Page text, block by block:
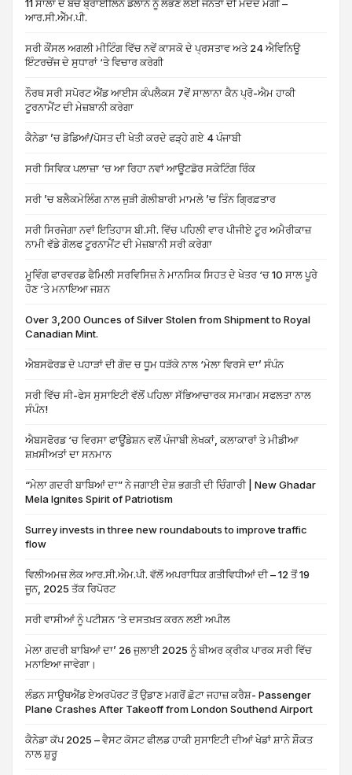
11 ਸਾਲਾਂ ਦੇ ਬੱਚੇ ਬ੍ਰਾਈਲਿਨ ਡੇਲਾਨੋ ਨੂੰ ਲੱਭਣ ਲਈ ਜਨਤਾ ਦੀ ਮਦਦ ਮੰਗੀ –
ਆਰ.ਸੀ.ਐੱਮ.ਪੀ.
ਸਰੀ ਕੌਂਸਲ ਅਗਲੀ ਮੀਟਿੰਗ ਵਿੱਚ ਨਵੇਂ ਕਾਸਕੋ ਦੇ ਪ੍ਰਸਤਾਵ ਅਤੇ 24 ਐਵਿਨਿਊ
ਇੰਟਰਚੇਂਜ ਦੇ ਸੁਧਾਰਾਂ ‘ਤੇ ਵਿਚਾਰ ਕਰੇਗੀ
ਨੌਰਥ ਸਰੀ ਸਪੋਰਟ ਐਂਡ ਆਈਸ ਕੰਪਲੈਕਸ 7ਵੇਂ ਸਾਲਾਨਾ ਕੈਨ ਪ੍ਰੋ-ਐਮ ਹਾਕੀ
ਟੂਰਨਾਮੈਂਟ ਦੀ ਮੇਜ਼ਬਾਨੀ ਕਰੇਗਾ
ਕੈਨੇਡਾ ’ਚ ਡੋਡਿਆਂ/ਪੋਸਤ ਦੀ ਖੇਤੀ ਕਰਦੇ ਫੜ੍ਹੇ ਗਏ 4 ਪੰਜਾਬੀ
ਸਰੀ ਸਿਵਿਕ ਪਲਾਜ਼ਾ ‘ਚ ਆ ਰਿਹਾ ਨਵਾਂ ਆਊਟਡੋਰ ਸਕੇਟਿੰਗ ਰਿੰਕ
ਸਰੀ ’ਚ ਬਲੈਕਮੇਲਿੰਗ ਨਾਲ ਜੁੜੀ ਗੋਲੀਬਾਰੀ ਮਾਮਲੇ ’ਚ ਤਿੰਨ ਗ੍ਰਿਫ਼ਤਾਰ
ਸਰੀ ਸਿਰਜੇਗਾ ਨਵਾਂ ਇਤਿਹਾਸ ਬੀ.ਸੀ. ਵਿੱਚ ਪਹਿਲੀ ਵਾਰ ਪੀਜੀਏ ਟੂਰ ਅਮੈਰੀਕਾਜ਼
ਨਾਮੀ ਵੱਡੇ ਗੋਲਫ ਟੂਰਨਾਮੈਂਟ ਦੀ ਮੇਜ਼ਬਾਨੀ ਸਰੀ ਕਰੇਗਾ
ਮੂਵਿੰਗ ਫਾਰਵਰਡ ਫੈਮਿਲੀ ਸਰਵਿਸਿਜ਼ ਨੇ ਮਾਨਸਿਕ ਸਿਹਤ ਦੇ ਖੇਤਰ ‘ਚ 10 ਸਾਲ ਪੂਰੇ
ਹੋਣ ‘ਤੇ ਮਨਾਇਆ ਜਸ਼ਨ
Over 3,200 Ounces of Silver Stolen from Shipment to Royal
Canadian Mint.
ਐਬਸਫੋਰਡ ਦੇ ਪਹਾੜਾਂ ਦੀ ਗੋਦ ਚ ਧੂਮ ਧੜੱਕੇ ਨਾਲ ‘ਮੇਲਾ ਵਿਰਸੇ ਦਾ’ ਸੰਪੰਨ
ਸਰੀ ਵਿੱਚ ਸੀ-ਫੇਸ ਸੁਸਾਇਟੀ ਵੱਲੋਂ ਪਹਿਲਾ ਸੱਭਿਆਚਾਰਕ ਸਮਾਗਮ ਸਫਲਤਾ ਨਾਲ
ਸੰਪੰਨ!
ਐਬਸਫੋਰਡ ‘ਚ ਵਿਰਸਾ ਫਾਊਂਡੇਸ਼ਨ ਵਲੋਂ ਪੰਜਾਬੀ ਲੇਖਕਾਂ, ਕਲਾਕਾਰਾਂ ਤੇ ਮੀਡੀਆ
ਸ਼ਖ਼ਸੀਅਤਾਂ ਦਾ ਸਨਮਾਨ
“ਮੇਲਾ ਗਦਰੀ ਬਾਬਿਆਂ ਦਾ” ਨੇ ਜਗਾਈ ਦੇਸ਼ ਭਗਤੀ ਦੀ ਚਿੰਗਾਰੀ | New Ghadar
Mela Ignites Spirit of Patriotism
Surrey invests in three new roundabouts to improve traffic
flow
ਵਿਲੀਅਮਜ਼ ਲੇਕ ਆਰ.ਸੀ.ਐਮ.ਪੀ. ਵੱਲੋਂ ਅਪਰਾਧਿਕ ਗਤੀਵਿਧੀਆਂ ਦੀ – 12 ਤੋਂ 19
ਜੂਨ, 2025 ਤੱਕ ਰਿਪੋਰਟ
ਸਰੀ ਵਾਸੀਆਂ ਨੂੰ ਪਟੀਸ਼ਨ ‘ਤੇ ਦਸਤਖ਼ਤ ਕਰਨ ਲਈ ਅਪੀਲ
ਮੇਲਾ ਗਦਰੀ ਬਾਬਿਆਂ ਦਾ’ 26 ਜੁਲਾਈ 2025 ਨੂੰ ਬੀਅਰ ਕ੍ਰੀਕ ਪਾਰਕ ਸਰੀ ਵਿੱਚ
ਮਨਾਇਆ ਜਾਵੇਗਾ।
ਲੰਡਨ ਸਾਊਥਐਂਡ ਏਅਰਪੋਰਟ ਤੋਂ ਉਡਾਣ ਮਗਰੋਂ ਛੋਟਾ ਜਹਾਜ਼ ਕਰੈਸ਼- Passenger
Plane Crashes After Takeoff from London Southend Airport
ਕੈਨੇਡਾ ਕੱਪ 2025 – ਵੈਸਟ ਕੋਸਟ ਫੀਲਡ ਹਾਕੀ ਸੁਸਾਇਟੀ ਦੀਆਂ ਖੇਡਾਂ ਸ਼ਾਨੇ ਸ਼ੌਕਤ
ਨਾਲ ਸ਼ੁਰੂ